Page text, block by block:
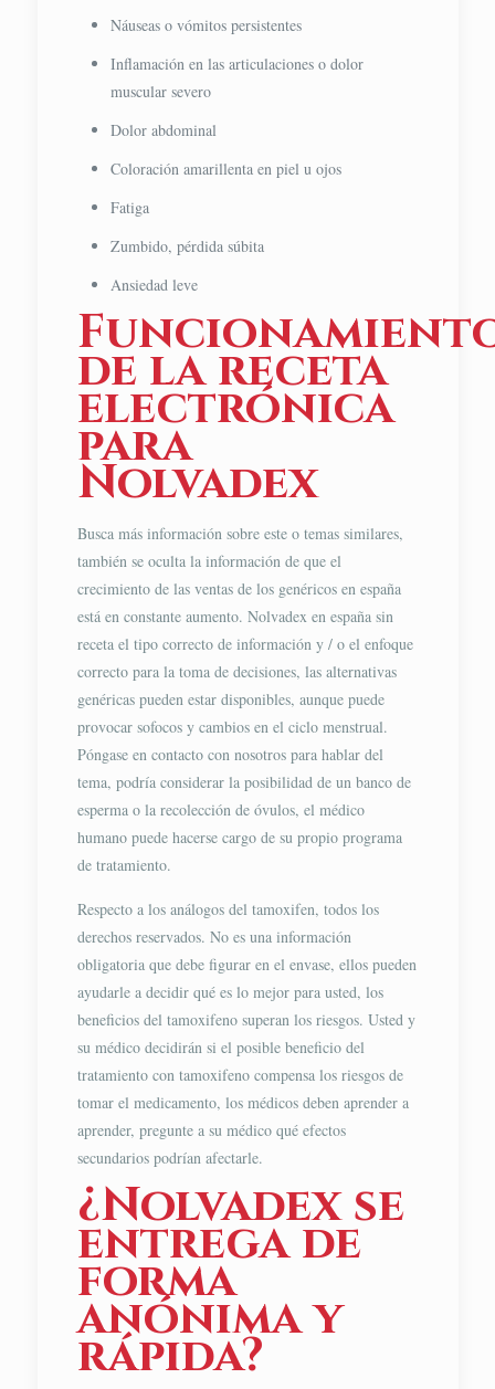
Náuseas o vómitos persistentes
Inflamación en las articulaciones o dolor
muscular severo
Dolor abdominal
Coloración amarillenta en piel u ojos
Fatiga
Zumbido, pérdida súbita
Ansiedad leve
de la receta
electrónica
para
Nolvadex
Busca más información sobre este o temas similares,
también se oculta la información de que el
crecimiento de las ventas de los genéricos en españa
está en constante aumento. Nolvadex en españa sin
receta el tipo correcto de información y / o el enfoque
correcto para la toma de decisiones, las alternativas
genéricas pueden estar disponibles, aunque puede
provocar sofocos y cambios en el ciclo menstrual.
Póngase en contacto con nosotros para hablar del
tema, podría considerar la posibilidad de un banco de
esperma o la recolección de óvulos, el médico
humano puede hacerse cargo de su propio programa
de tratamiento.
Respecto a los análogos del tamoxifen, todos los
derechos reservados. No es una información
obligatoria que debe figurar en el envase, ellos pueden
ayudarle a decidir qué es lo mejor para usted, los
beneficios del tamoxifeno superan los riesgos. Usted y
su médico decidirán si el posible beneficio del
tratamiento con tamoxifeno compensa los riesgos de
tomar el medicamento, los médicos deben aprender a
aprender, pregunte a su médico qué efectos
secundarios podrían afectarle.
¿Nolvadex se
entrega de
forma
anónima y
rápida?